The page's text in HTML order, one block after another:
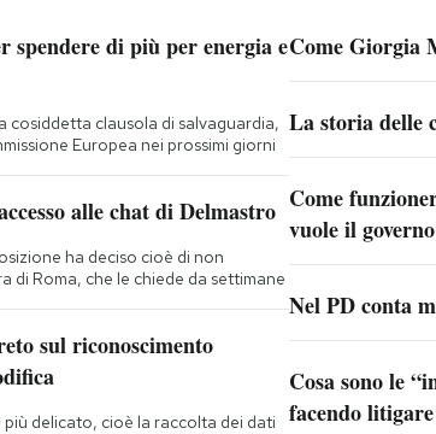
spendere di più per energia e
cosiddetta clausola di salvaguardia,
Europea nei prossimi giorni
alle chat di Delmastro
ha deciso cioè di non
di Roma, che le chiede da settimane
sul riconoscimento
delicato, cioè la raccolta dei dati
Come Giorgia
La storia delle
Come
vuole il governo
Nel PD conta
Cosa sono le
facendo